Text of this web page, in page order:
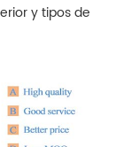
y tipos de